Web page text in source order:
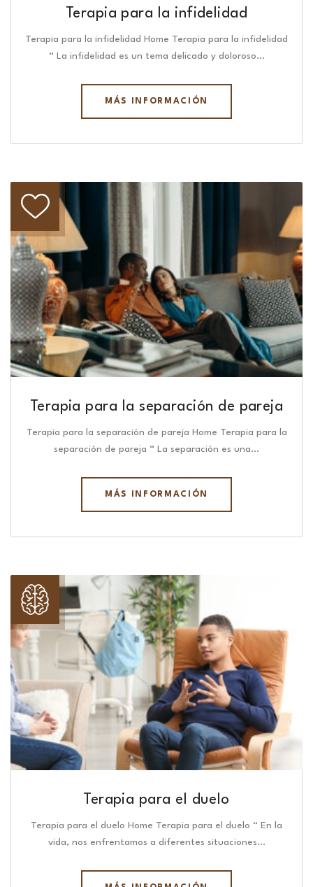
Terapia para la infidelidad
Terapia para la infidelidad Home Terapia para la infidelidad
“ La infidelidad es un tema delicado y doloroso…
MÁS INFORMACIÓN
Terapia para la separación de pareja
Terapia para la separación de pareja Home Terapia para la
separación de pareja “ La separación es una…
MÁS INFORMACIÓN
Terapia para el duelo
Terapia para el duelo Home Terapia para el duelo “ En la
vida, nos enfrentamos a diferentes situaciones…